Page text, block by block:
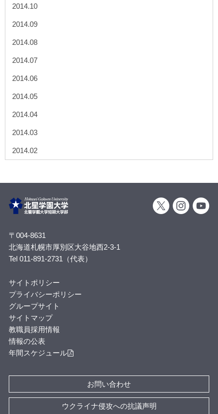
2014.10
2014.09
2014.08
2014.07
2014.06
2014.05
2014.04
2014.03
2014.02
〒004-8631
北海道札幌市厚別区大谷地西2-3-1
Tel 011-891-2731（代表）
サイトポリシー
プライバシーポリシー
グループサイト
サイトマップ
教職員採用情報
情報の公表
年間スケジュール
お問い合わせ
ウクライナ侵攻への抗議声明